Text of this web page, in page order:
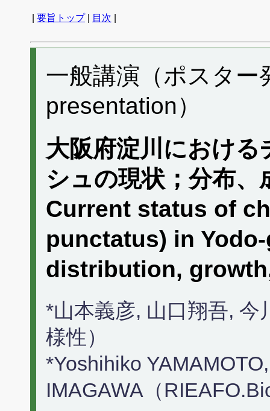
要旨トップ| 目次
一般講演（ポスタ
presentation）
大阪府淀川におけ
シュの現状；分布、
Current status of
punctatus) in
distribution,
*山本義彦, 山口翔吾, 今
様性）
*Yoshihiko
IMAGAWA（